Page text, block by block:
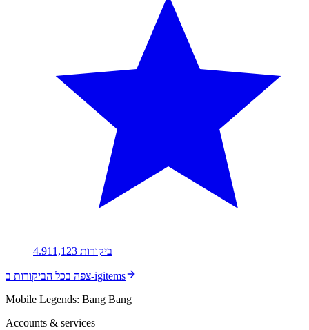
4.91 1,123 ביקורות
צפה בכל הביקורות ב-igitems
Mobile Legends: Bang Bang
Accounts & services